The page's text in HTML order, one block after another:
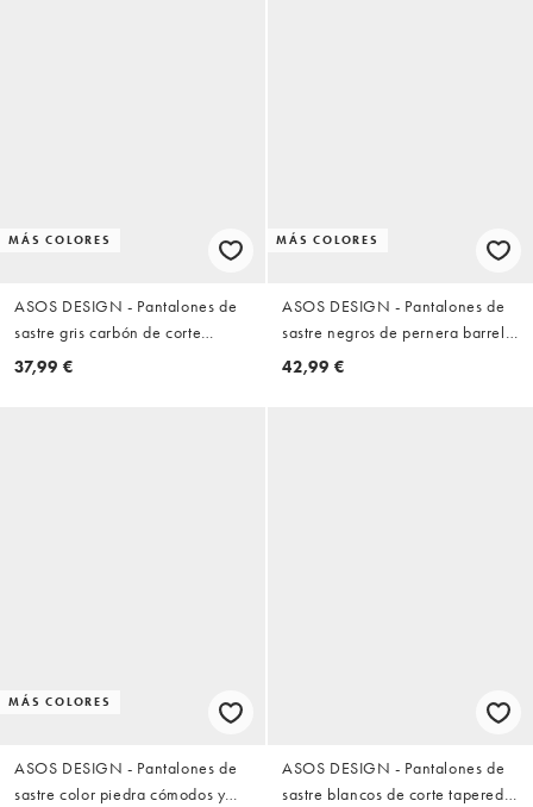
MÁS COLORES
ASOS DESIGN - Pantalones de
sastre gris carbón de corte
tapered sin cierres
37,99 €
MÁS COLORES
ASOS DESIGN - Pantalones de
sastre negros de pernera barrel
ancha con pinzas
42,99 €
MÁS COLORES
ASOS DESIGN - Pantalones de
sastre color piedra cómodos y
ASOS DESIGN - Pantalones de
sastre blancos de corte tapered